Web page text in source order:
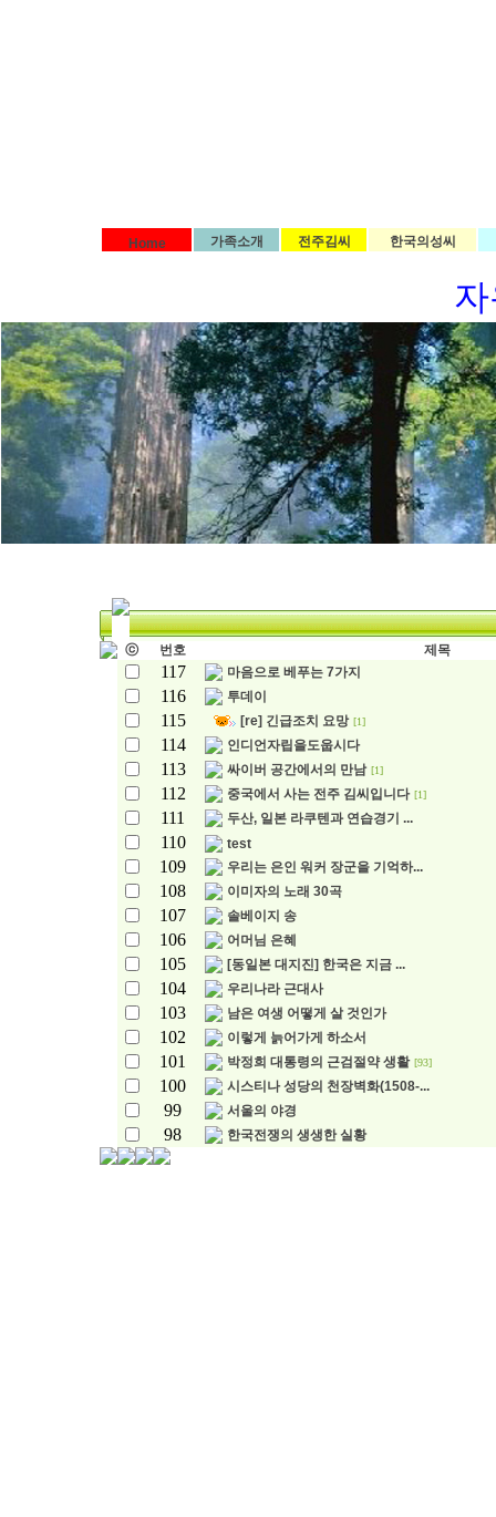
Home 가족소개 전주김씨 한국의성씨
ⓒ 번호 제목
117 마음으로 베푸는 7가지
116 투데이
115 [re] 긴급조치 요망 [1]
114 인디언자립을도웁시다
113 싸이버 공간에서의 만남 [1]
112 중국에서 사는 전주 김씨입니다 [1]
111 두산, 일본 라쿠텐과 연습경기 ...
110 test
109 우리는 은인 워커 장군을 기억하...
108 이미자의 노래 30곡
107 솔베이지 송
106 어머님 은혜
105 [동일본 대지진] 한국은 지금 ...
104 우리나라 근대사
103 남은 여생 어떻게 살 것인가
102 이렇게 늙어가게 하소서
101 박정희 대통령의 근검절약 생활 [93]
100 시스티나 성당의 천장벽화(1508-...
99 서울의 야경
98 한국전쟁의 생생한 실황